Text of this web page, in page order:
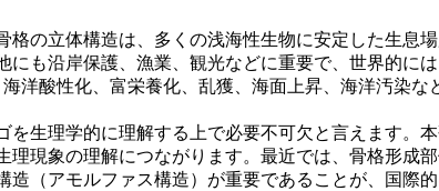
の立体構造は、多くの浅海性生物に安定した生息
も沿岸保護、漁業、観光などに重要で、世界的に
洋酸性化、富栄養化、乱獲、海面上昇、海洋汚染
生理学的に理解する上で必要不可欠と言えます。
現象の理解につながります。最近では、骨格形成
（アモルファス構造）が重要であることが、国際